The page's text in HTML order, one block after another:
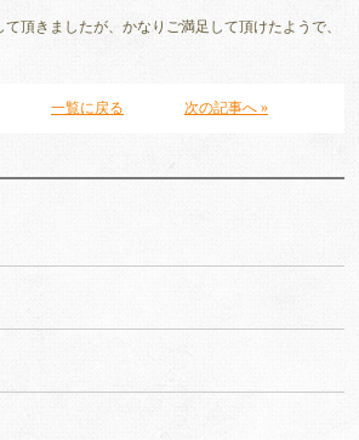
頂きましたが、かなりご満足して頂けたようで、
一覧に戻る 次の記事へ »